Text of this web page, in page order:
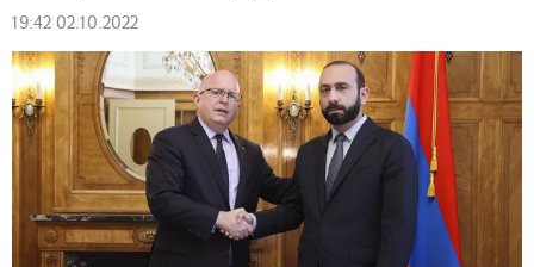
19:42 02.10.2022